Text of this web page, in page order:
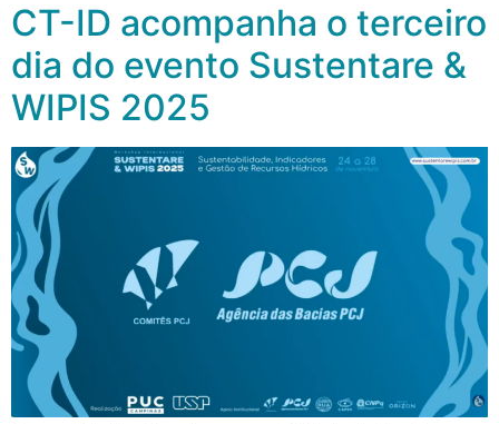
CT-ID acompanha o terceiro
dia do evento Sustentare &
WIPIS 2025